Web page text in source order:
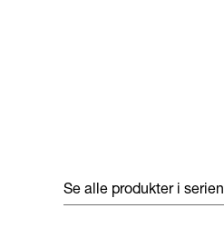
Se alle produkter i serien